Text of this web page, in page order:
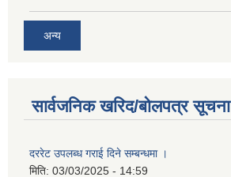
अन्य
सार्वजनिक खरिद/बोलपत्र सूचना
दररेट उपलब्ध गराई दिने सम्बन्धमा ।
मिति: 03/03/2025 - 14:59